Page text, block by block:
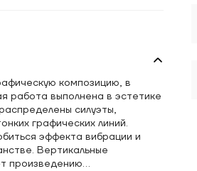
композицию, в
работа выполнена в эстетике
силуэты,
графических линий.
эффекта вибрации и
Вертикальные
произведению